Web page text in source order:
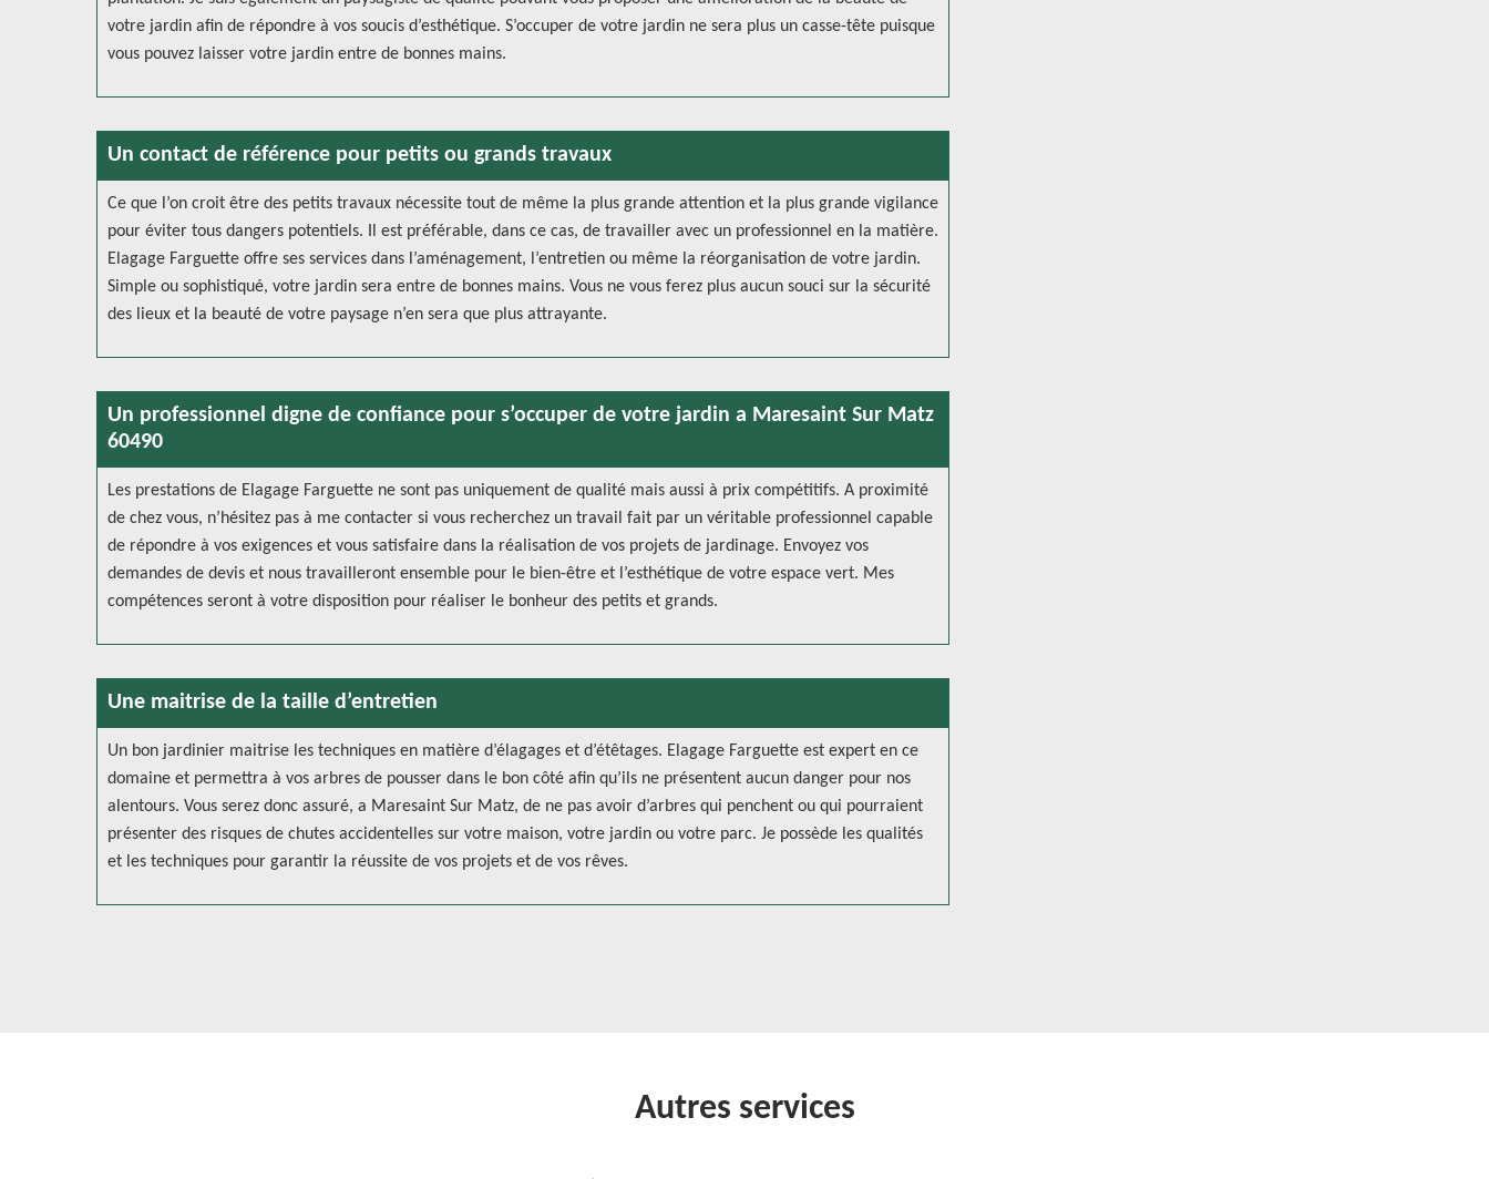
votre jardin afin de répondre à vos soucis d’esthétique. S’occuper de votre jardin ne sera plus un casse-tête puisque
vous pouvez laisser votre jardin entre de bonnes mains.
Un contact de référence pour petits ou grands travaux
Ce que l’on croit être des petits travaux nécessite tout de même la plus grande attention et la plus grande vigilance
pour éviter tous dangers potentiels. Il est préférable, dans ce cas, de travailler avec un professionnel en la matière.
Elagage Farguette offre ses services dans l’aménagement, l’entretien ou même la réorganisation de votre jardin.
Simple ou sophistiqué, votre jardin sera entre de bonnes mains. Vous ne vous ferez plus aucun souci sur la sécurité
des lieux et la beauté de votre paysage n’en sera que plus attrayante.
Un professionnel digne de confiance pour s’occuper de votre jardin a Maresaint Sur Matz
60490
Les prestations de Elagage Farguette ne sont pas uniquement de qualité mais aussi à prix compétitifs. A proximité
de chez vous, n’hésitez pas à me contacter si vous recherchez un travail fait par un véritable professionnel capable
de répondre à vos exigences et vous satisfaire dans la réalisation de vos projets de jardinage. Envoyez vos
demandes de devis et nous travailleront ensemble pour le bien-être et l’esthétique de votre espace vert. Mes
compétences seront à votre disposition pour réaliser le bonheur des petits et grands.
Une maitrise de la taille d’entretien
Un bon jardinier maitrise les techniques en matière d’élagages et d’étêtages. Elagage Farguette est expert en ce
domaine et permettra à vos arbres de pousser dans le bon côté afin qu’ils ne présentent aucun danger pour nos
alentours. Vous serez donc assuré, a Maresaint Sur Matz, de ne pas avoir d’arbres qui penchent ou qui pourraient
présenter des risques de chutes accidentelles sur votre maison, votre jardin ou votre parc. Je possède les qualités
et les techniques pour garantir la réussite de vos projets et de vos rêves.
Autres services